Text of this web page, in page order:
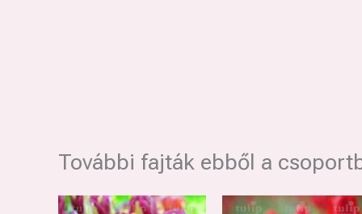
További fajták ebből a